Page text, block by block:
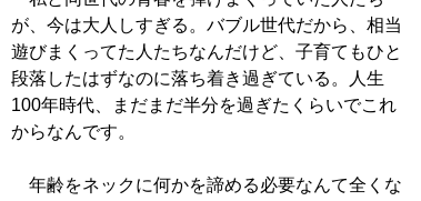
が、今は大人しすぎる。バブル世代だから、相当
遊びまくってた人たちなんだけど、子育てもひと
段落したはずなのに落ち着き過ぎている。人生
100年時代、まだまだ半分を過ぎたくらいでこれ
からなんです。
年齢をネックに何かを諦める必要なんて全くな